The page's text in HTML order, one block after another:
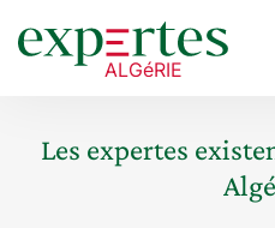
Les expertes